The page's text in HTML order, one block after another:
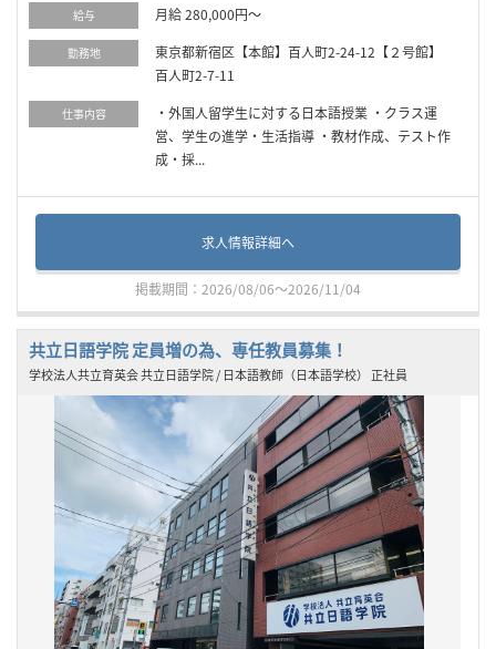
給与 月給 280,000円～
勤務地
東京都新宿区【本館】百人町2-24-12【２号館】
百人町2-7-11
仕事内容
・外国人留学生に対する日本語授業 ・クラス運
営、学生の進学・生活指導 ・教材作成、テスト作
成・採...
求人情報詳細へ
掲載期間：2026/08/06～2026/11/04
共立日語学院 定員増の為、専任教員募集！
学校法人共立育英会 共立日語学院 / 日本語教師（日本語学校） 正社員